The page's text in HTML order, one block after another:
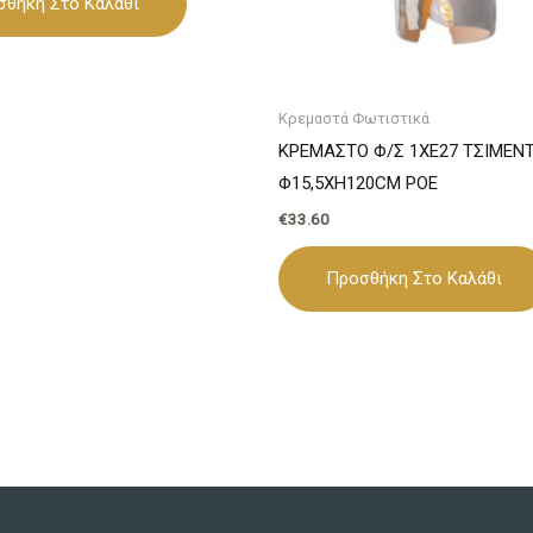
Κρεμαστά Φωτιστικά
ΚΡΕΜΑΣΤΟ Φ/Σ 1ΧΕ27
Φ15,5ΧΗ120CM POE
€33.60
Προσθήκη Στο Καλάθι